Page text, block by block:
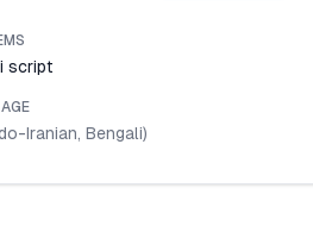
script
Iranian, Bengali)